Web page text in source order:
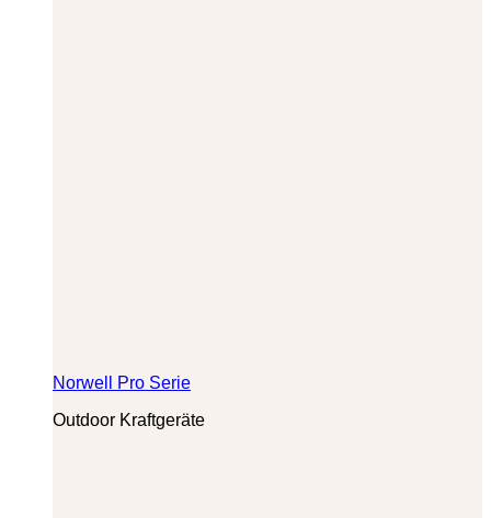
Norwell Pro Serie
Outdoor Kraftgeräte